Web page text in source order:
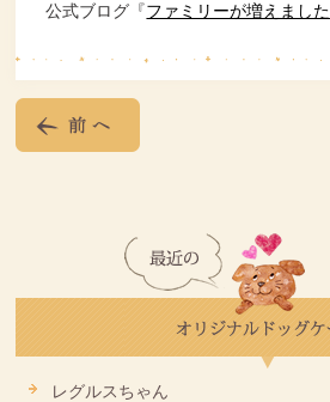
公式ブログ『ファミリーが増えました
レグルスちゃん